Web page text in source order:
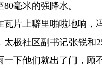
毫米的强降水。
瓦片上噼里啪啦地响，
太极社区副书记张锐和
一下他们就出了门，顾